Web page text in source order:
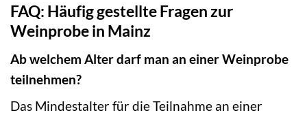
FAQ: Häufig gestellte Fragen zur
Weinprobe in Mainz
Ab welchem Alter darf man an einer Weinprobe
teilnehmen?
Das Mindestalter für die Teilnahme an einer